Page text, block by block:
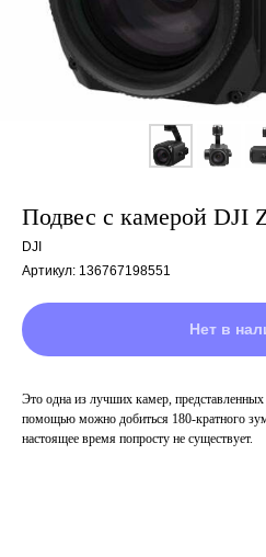
Подвес с камерой DJI
DJI
Артикул: 136767198551
Нет в
Это одна из лучших камер,
помощью можно добиться 180-кратного
настоящее время попросту не существует.